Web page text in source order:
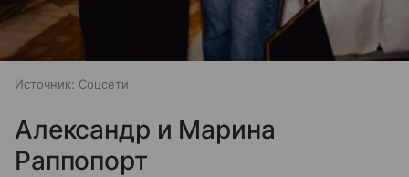
Источник: Соцсети
Александр и Марина
Раппопорт